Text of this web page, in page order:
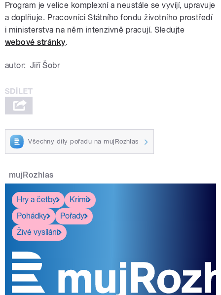
Program je velice komplexní a neustále se vyvíjí, upravuje
a doplňuje. Pracovníci Státního fondu životního prostředí
i ministerstva na něm intenzivně pracují. Sledujte
webové stránky.
autor: Jiří Šobr
Všechny díly pořadu na mujRozhlas
mujRozhlas
Hry a četby
Krimi
Pohádky
Pořady
Živé vysílání